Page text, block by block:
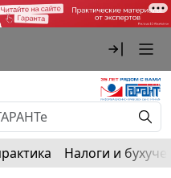
Налоги и